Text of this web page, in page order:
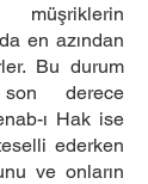
müşriklerin
en azından
Bu durum
son derece
ı Hak ise
ederken
ve onların